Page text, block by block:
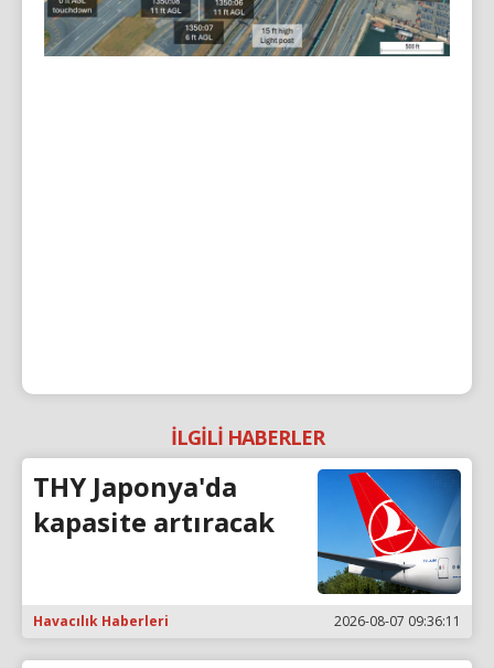
İLGİLİ HABERLER
THY Japonya'da
kapasite artıracak
Havacılık Haberleri 2026-08-07 09:36:11